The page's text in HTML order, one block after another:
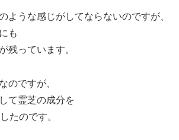
ような感じがしてならないのですが、
も
残っています。
のですが、
て霊芝の成分を
たのです。